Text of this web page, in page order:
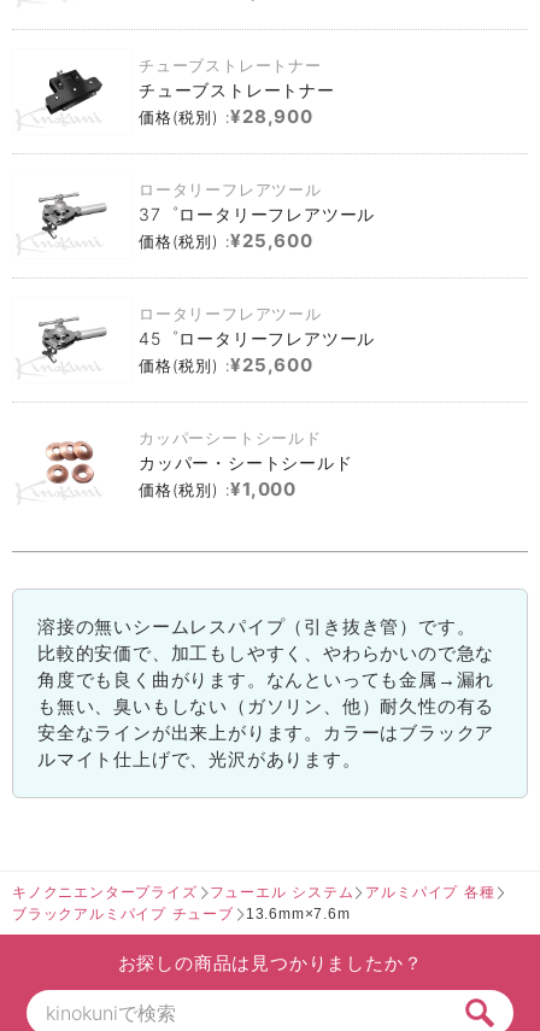
チューブストレートナー
チューブストレートナー
価格(税別) :¥28,900
ロータリーフレアツール
37゜ロータリーフレアツール
価格(税別) :¥25,600
ロータリーフレアツール
45゜ロータリーフレアツール
価格(税別) :¥25,600
カッパーシートシールド
カッパー・シートシールド
価格(税別) :¥1,000
溶接の無いシームレスパイプ（引き抜き管）です。
比較的安価で、加工もしやすく、やわらかいので急な
角度でも良く曲がります。なんといっても金属→漏れ
も無い、臭いもしない（ガソリン、他）耐久性の有る
安全なラインが出来上がります。カラーはブラックア
ルマイト仕上げで、光沢があります。
キノクニエンタープライズ フューエル システム
アルミパイプ 各種
ブラックアルミパイプ チューブ
13.6mm×7.6m
お探しの商品は見つかりましたか？